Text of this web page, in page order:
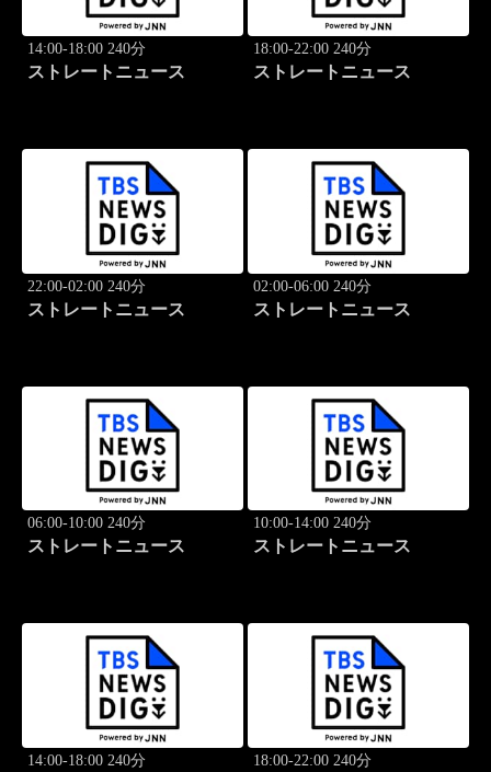
14:00-18:00 240分
ストレートニュース
18:00-22:00 240分
ストレートニュース
22:00-02:00 240分
ストレートニュース
02:00-06:00 240分
ストレートニュース
06:00-10:00 240分
ストレートニュース
10:00-14:00 240分
ストレートニュース
14:00-18:00 240分 18:00-22:00 240分